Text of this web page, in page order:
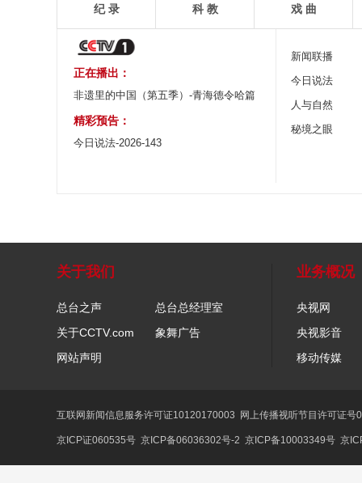
纪 录
科 教
戏 曲
正在播出：
非遗里的中国（第五季）-青海德令哈篇
精彩预告：
今日说法-2026-143
新闻联播
今日说法
人与自然
秘境之眼
关于我们
总台之声
总台总经理室
关于CCTV.com
象舞广告
网站声明
业务概况
央视网
央视影音
移动传媒
互联网新闻信息服务许可证10120170003 网上传播视听节目许可证
京ICP证060535号 京ICP备06036302号-2 京ICP备10003349号 京